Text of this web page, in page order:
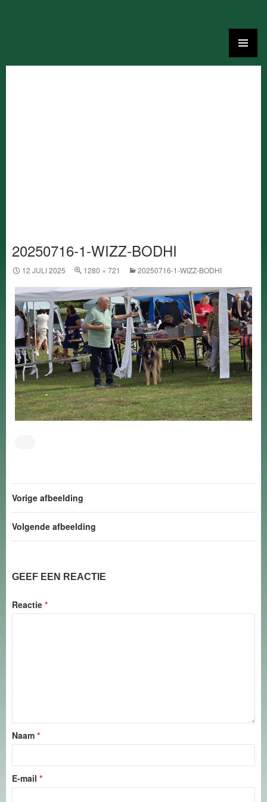
20250716-1-WIZZ-BODHI
12 JULI 2025 1280 × 721 20250716-1-WIZZ-BODHI
Vorige afbeelding
Volgende afbeelding
GEEF EEN REACTIE
Reactie *
Naam *
E-mail *